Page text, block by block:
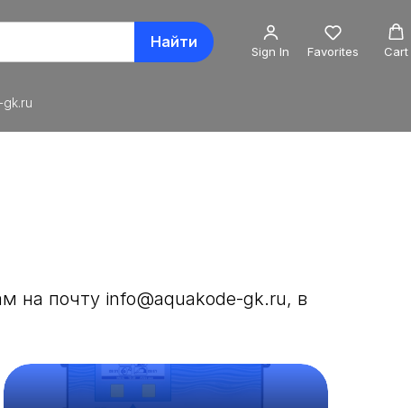
Найти
Sign In Favorites Cart
на почту info@aquakode-gk.ru, в